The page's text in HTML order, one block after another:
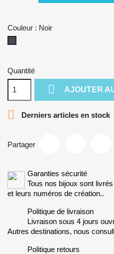
Couleur : Noir
Quantité
 AJOUTER
 Derniers articles en stock
Partager
Garanties sécurité
Tous nos bijoux sont
et leurs numéros de création..
Politique de livraison
Livraison sous 4 jours
Autres destinations, nous
Politique retours